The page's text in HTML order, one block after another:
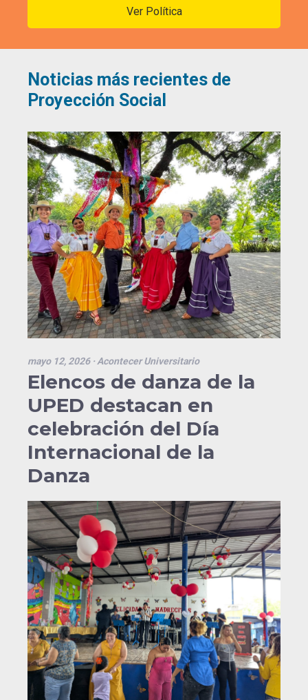
Ver Política
Noticias más recientes de
Proyección Social
mayo 12, 2026· Acontecer Universitario
Elencos de danza de la
UPED destacan en
celebración del Día
Internacional de la
Danza